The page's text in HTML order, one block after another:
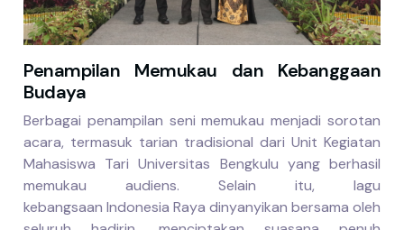
Penampilan Memukau dan Kebanggaan
Budaya
Berbagai penampilan seni memukau menjadi sorotan
acara, termasuk tarian tradisional dari Unit Kegiatan
Mahasiswa Tari Universitas Bengkulu yang berhasil
memukau audiens. Selain itu, lagu
kebangsaan Indonesia Raya dinyanyikan bersama oleh